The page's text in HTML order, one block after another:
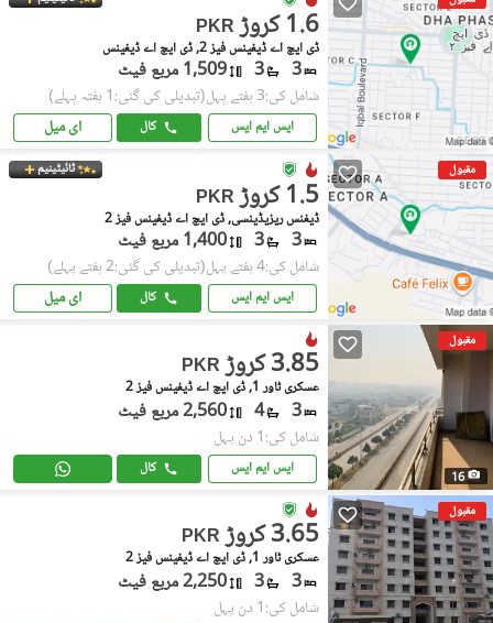
PKR 1.6 کروڑ
ڈی ایچ اے ڈیفینس فیز 2, ڈی ایچ اے ڈیفینس
3
3 1,509 مربع فیٹ
شامل کی:3 ہفتے پہل (تبدیلی کی گئی:1 ہفتہ پہلے)
ایس ایم ایس کال ای میل
مقبول ٹائیٹینیم
PKR 1.5 کروڑ
ڈیفنس ریزیڈینسی, ڈی ایچ اے ڈیفینس فیز 2
3
3 1,400 مربع فیٹ
شامل کی:4 ہفتے پہل (تبدیلی کی گئی:2 ہفتے پہلے)
ایس ایم ایس کال ای میل
مقبول
16
PKR 3.85 کروڑ
عسکری ٹاور 1, ڈی ایچ اے ڈیفینس فیز 2
3
4 2,560 مربع فیٹ
شامل کی:1 دن پہل
ایس ایم ایس کال
مقبول
PKR 3.65 کروڑ
عسکری ٹاور 1, ڈی ایچ اے ڈیفینس فیز 2
3
3 2,250 مربع فیٹ
شامل کی:1 دن پہل